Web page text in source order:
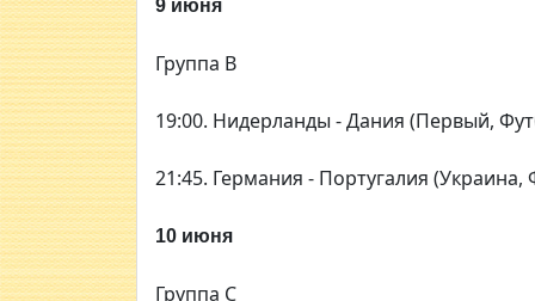
9 июня
Группа В
19:00. Нидерланды - Дания (Первый,
21:45. Германия - Португалия (Украина,
10 июня
Группа С